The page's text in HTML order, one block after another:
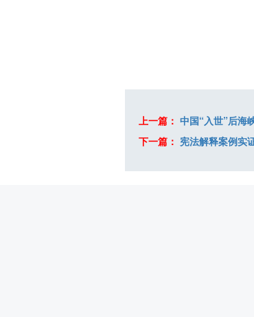
上一篇： 中国“入世”后海
下一篇： 宪法解释案例实